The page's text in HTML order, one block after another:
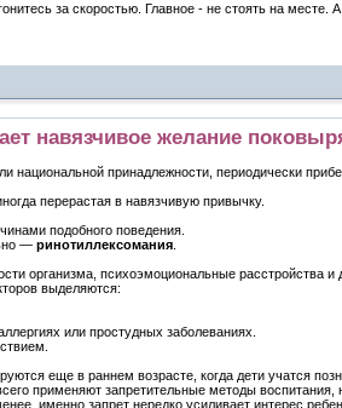
за скоростью. Главное - не стоять на месте.
навязчивое желание
национальной принадлежности, периодически
перерастая в навязчивую привычку.
подобного поведения.
— ринотиллексомания
организма, психоэмоциональные расстройства
выделяются:
или простудных заболеваниях.
еще в раннем возрасте, когда дети учатся
применяют запретительные методы
именно запрет нередко усиливает интерес